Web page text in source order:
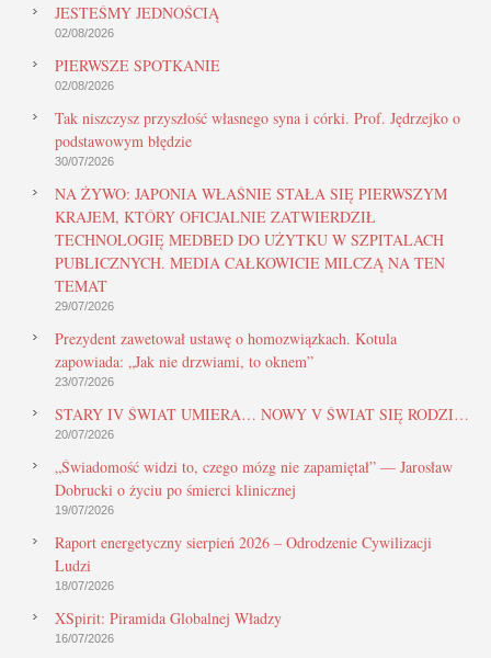
JESTEŚMY JEDNOŚCIĄ
02/08/2026
PIERWSZE SPOTKANIE
02/08/2026
Tak niszczysz przyszłość własnego syna i córki. Prof. Jędrzejko o
podstawowym błędzie
30/07/2026
NA ŻYWO: JAPONIA WŁAŚNIE STAŁA SIĘ PIERWSZYM
KRAJEM, KTÓRY OFICJALNIE ZATWIERDZIŁ
TECHNOLOGIĘ MEDBED DO UŻYTKU W SZPITALACH
PUBLICZNYCH. MEDIA CAŁKOWICIE MILCZĄ NA TEN
TEMAT
29/07/2026
Prezydent zawetował ustawę o homozwiązkach. Kotula
zapowiada: „Jak nie drzwiami, to oknem”
23/07/2026
STARY IV ŚWIAT UMIERA… NOWY V ŚWIAT SIĘ RODZI…
20/07/2026
„Świadomość widzi to, czego mózg nie zapamiętał” — Jarosław
Dobrucki o życiu po śmierci klinicznej
19/07/2026
Raport energetyczny sierpień 2026 – Odrodzenie Cywilizacji
Ludzi
18/07/2026
XSpirit: Piramida Globalnej Władzy
16/07/2026